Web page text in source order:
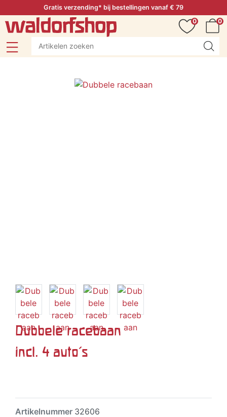
Gratis verzending* bij bestellingen vanaf € 79
0
0
Dubbele racebaan
incl. 4 auto's
Artikelnummer 32606